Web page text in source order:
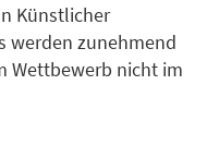
Künstlicher
werden zunehmend
Wettbewerb nicht im